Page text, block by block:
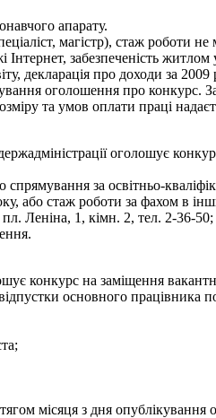
апарату.
магістр), стаж роботи
забезпеченість житлом
декларація про доходи за
оголошення про конкурс.
та умов оплати праці
оголошує
за освітньо-
або стаж роботи за фахом в
Леніна, 1, кімн. 2, тел. 2-36-
конкурс на заміщення
основного працівника
місяця з дня опублікування